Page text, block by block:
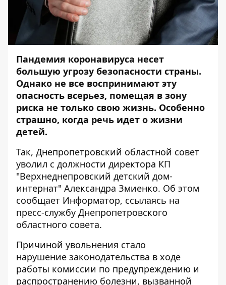
Пандемия коронавируса несет
большую угрозу безопасности страны.
Однако не все воспринимают эту
опасность всерьез, помещая в зону
риска не только свою жизнь. Особенно
страшно, когда речь идет о жизни
детей.
Так, Днепропетровский областной совет
уволил с должности директора КП
"Верхнеднепровский детский дом-
интернат" Александра Змиенко. Об этом
сообщает Информатор, ссылаясь на
пресс-службу Днепропетровского
областного совета.
Причиной увольнения стало
нарушение законодательства в ходе
работы комиссии по предупреждению и
распространению болезни, вызванной